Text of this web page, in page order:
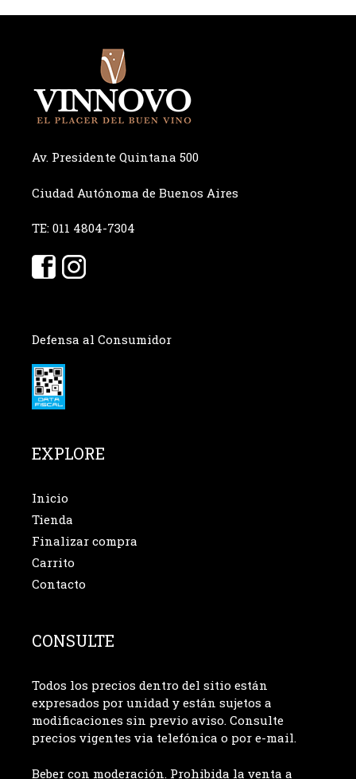
Av. Presidente Quintana 500
Ciudad Autónoma de Buenos Aires
TE: 011 4804-7304
Defensa al Consumidor
EXPLORE
Inicio
Tienda
Finalizar compra
Carrito
Contacto
CONSULTE
Todos los precios dentro del sitio están
expresados por unidad y están sujetos a
modificaciones sin previo aviso. Consulte
precios vigentes via telefónica o por e-mail.
Beber con moderación. Prohibida la venta a